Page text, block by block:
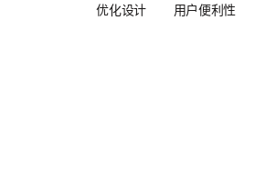
优化设计 用户便利性